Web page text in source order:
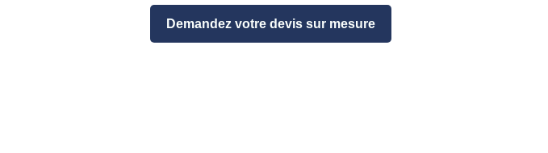
Demandez votre devis sur mesure